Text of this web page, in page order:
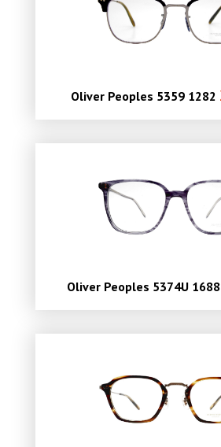
Oliver Peoples 5359 1282
Oliver Peoples 5374U 1688